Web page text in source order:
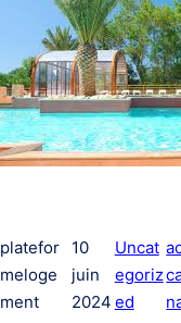
platefor
meloge
ment
10
juin
2024
Uncat
egoriz
ed